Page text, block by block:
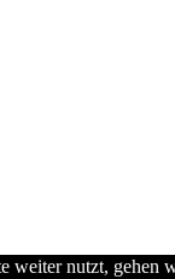
weiter nutzt, gehen